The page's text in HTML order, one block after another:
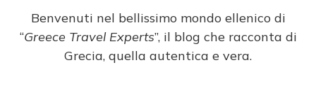
Benvenuti nel bellissimo mondo ellenico di
“Greece Travel Experts”, il blog che racconta di
Grecia, quella autentica e vera.